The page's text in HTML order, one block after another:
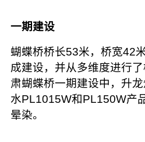
一期建设
蝴蝶桥桥长53米，桥宽42
成建设，并从多维度进行
肃蝴蝶桥一期建设中，升
水PL1015W和PL150W产
晕染。